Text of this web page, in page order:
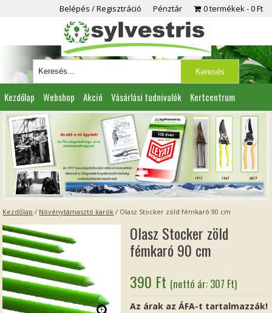
Belépés / Regisztráció Pénztár 0 termékek 0 Ft
Kezdőlap Webshop Akció Vásárlási tudnivalók Kertcentrum
Viszonteladóknak Partnereink Kapcsolat
Kezdőlap / Növénytámasztó karók / Olasz Stocker zöld fémkaró 90 cm
Olasz Stocker zöld
fémkaró 90 cm
390 Ft (nettó ár: 307 Ft)
Az árak az ÁFA-t tartalmazzák!